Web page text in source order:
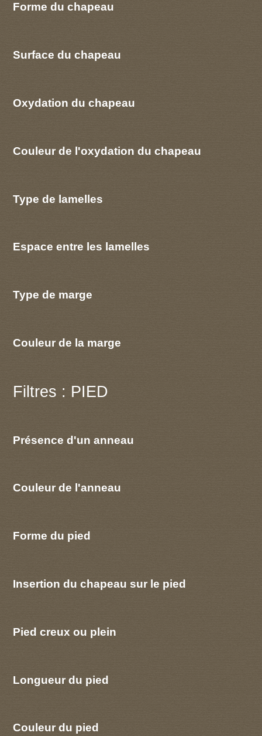
Forme du chapeau
Surface du chapeau
Oxydation du chapeau
Couleur de l'oxydation du chapeau
Type de lamelles
Espace entre les lamelles
Type de marge
Couleur de la marge
Filtres : PIED
Présence d'un anneau
Couleur de l'anneau
Forme du pied
Insertion du chapeau sur le pied
Pied creux ou plein
Longueur du pied
Couleur du pied